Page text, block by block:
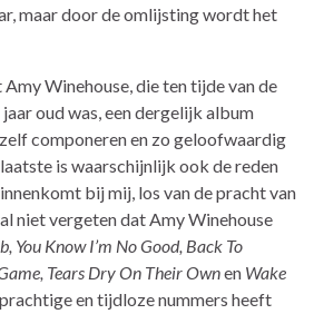
maar door de omlijsting wordt het
Winehouse, die ten tijde van de
oud was, een dergelijk album
componeren en zo geloofwaardig
is waarschijnlijk ook de reden
bij mij, los van de pracht van
niet vergeten dat Amy Winehouse
You Know I’m No Good, Back To
Tears Dry On Their Ownen Wake
en tijdloze nummers heeft